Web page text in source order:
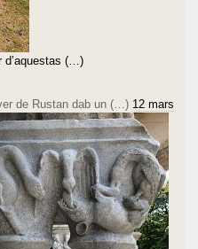
d’aquestas (…)
de Rustan dab un (…) 12 mars